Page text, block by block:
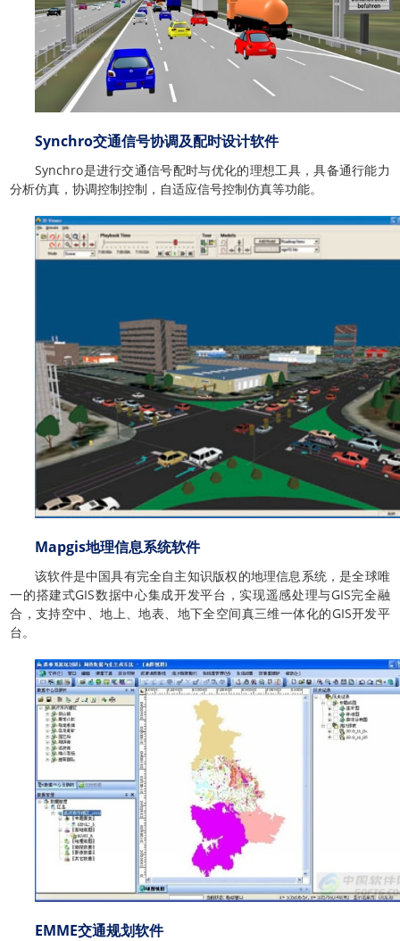
Synchro交通信号协调及配时设计软件
Synchro是进行交通信号配时与优化的理想工具，具备通行能力
分析仿真，协调控制控制，自适应信号控制仿真等功能。
Mapgis地理信息系统软件
该软件是中国具有完全自主知识版权的地理信息系统，是全球唯
一的搭建式GIS数据中心集成开发平台，实现遥感处理与GIS完全融
合，支持空中、地上、地表、地下全空间真三维一体化的GIS开发平
台。
EMME交通规划软件